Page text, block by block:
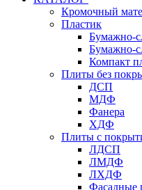
Кромочный
Пластик
Бумажно-
Бумажно-
Компакт
Плиты без
ДСП
МДФ
Фанера
ХДФ
Плиты с
ЛДСП
ЛМДФ
ЛХДФ
Фасадные